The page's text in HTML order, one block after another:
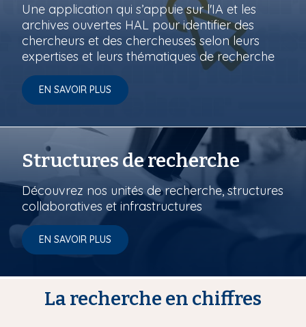
Une application qui s’appuie sur l'IA et les
archives ouvertes HAL pour identifier des
chercheurs et des chercheuses selon leurs
expertises et leurs thématiques de recherche
EN SAVOIR PLUS
Structures de recherche
Découvrez nos unités de recherche, structures
collaboratives et infrastructures
EN SAVOIR PLUS
La recherche en chiffres